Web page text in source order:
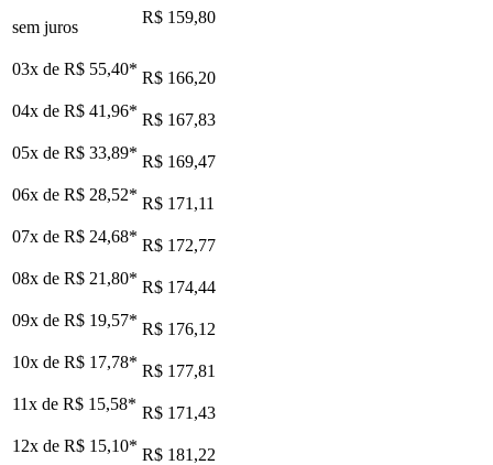
sem juros
R$ 159,80
03x de R$ 55,40* R$ 166,20
04x de R$ 41,96* R$ 167,83
05x de R$ 33,89* R$ 169,47
06x de R$ 28,52* R$ 171,11
07x de R$ 24,68* R$ 172,77
08x de R$ 21,80* R$ 174,44
09x de R$ 19,57* R$ 176,12
10x de R$ 17,78* R$ 177,81
11x de R$ 15,58* R$ 171,43
12x de R$ 15,10* R$ 181,22